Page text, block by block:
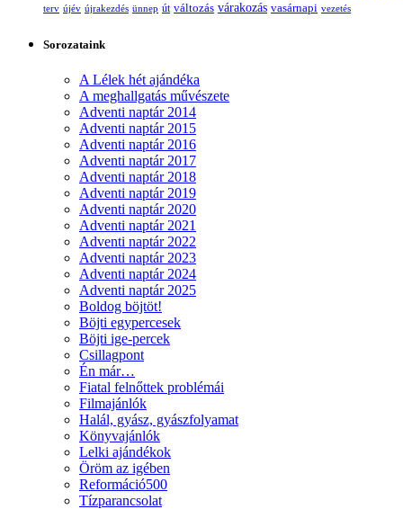
terv újév újrakezdés ünnep út változás várakozás vasárnapi vezetés
Sorozataink
A Lélek hét ajándéka
A meghallgatás művészete
Adventi naptár 2014
Adventi naptár 2015
Adventi naptár 2016
Adventi naptár 2017
Adventi naptár 2018
Adventi naptár 2019
Adventi naptár 2020
Adventi naptár 2021
Adventi naptár 2022
Adventi naptár 2023
Adventi naptár 2024
Adventi naptár 2025
Boldog böjtöt!
Böjti egypercesek
Böjti ige-percek
Csillagpont
Én már…
Fiatal felnőttek problémái
Filmajánlók
Halál, gyász, gyászfolyamat
Könyvajánlók
Lelki ajándékok
Öröm az igében
Reformáció500
Tízparancsolat